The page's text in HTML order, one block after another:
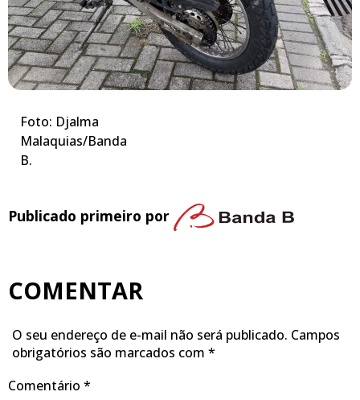
Foto: Djalma
Malaquias/Banda
B.
Publicado primeiro por
COMENTAR
O seu endereço de e-mail não será publicado. Campos
obrigatórios são marcados com *
Comentário *